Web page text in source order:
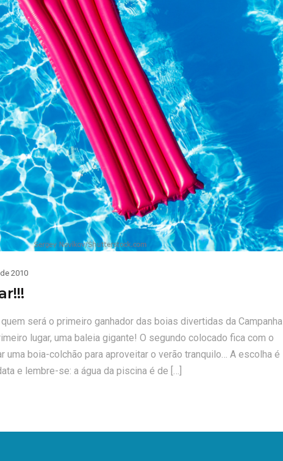
2010
será o primeiro ganhador das boias divertidas da Campanha
lugar, uma baleia gigante! O segundo colocado fica com o
uma boia-colchão para aproveitar o verão tranquilo… A escolha é
e lembre-se: a água da piscina é de […]